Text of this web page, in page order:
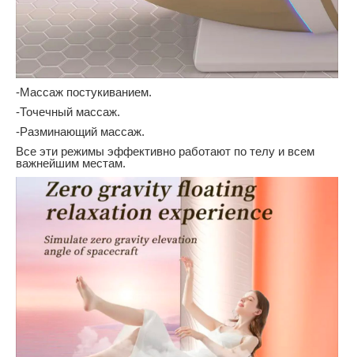
-Массаж постукиванием.
-Точечный массаж.
-Разминающий массаж.
Все эти режимы эффективно работают по телу и всем
важнейшим местам.